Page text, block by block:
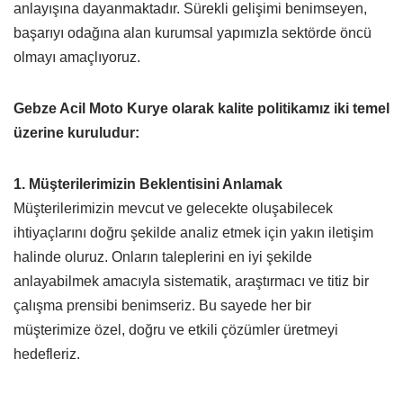
anlayışına dayanmaktadır. Sürekli gelişimi benimseyen,
başarıyı odağına alan kurumsal yapımızla sektörde öncü
olmayı amaçlıyoruz.
Gebze Acil Moto Kurye olarak kalite politikamız iki temel
üzerine kuruludur:
1. Müşterilerimizin Beklentisini Anlamak
Müşterilerimizin mevcut ve gelecekte oluşabilecek
ihtiyaçlarını doğru şekilde analiz etmek için yakın iletişim
halinde oluruz. Onların taleplerini en iyi şekilde
anlayabilmek amacıyla sistematik, araştırmacı ve titiz bir
çalışma prensibi benimseriz. Bu sayede her bir
müşterimize özel, doğru ve etkili çözümler üretmeyi
hedefleriz.